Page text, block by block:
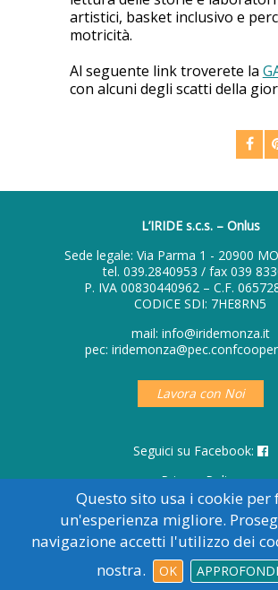
artistici, basket inclusivo e
motricità.
Al seguente link troverete la
con alcuni degli scatti della
L’IRIDE s.c.s. – Onlus
Sede legale: Via Parma 1 - 20900
tel. 039.2840953 / fax 039
P. IVA 00830440962 – C.F.
CODICE SDI: 7HE8RN5
mail: info@iridemonza.it
pec:
Lavora con Noi
Seguici su Facebook:
Privacy Policy
© Copyright 2017 L'Iride -
Tutti i diritti riservati
Powered by
Questo sito usa i cookie
un'esperienza migliore.
navigazione accetti l'utilizzo dei
nostra.
OK